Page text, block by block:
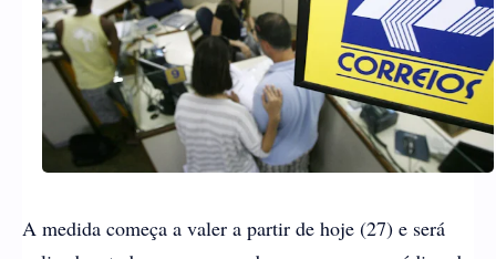
A medida começa a valer a partir de hoje (27) e será